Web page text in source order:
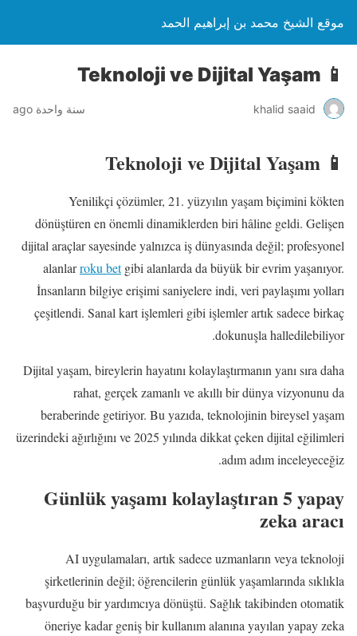
موقع الشيخ محمد بن إبراهيم الحمد
📱 Teknoloji ve Dijital Yaşam
khalid saaid سنة واحدة ago
📱 Teknoloji ve Dijital Yaşam
Yenilikçi çözümler, 21. yüzyılın yaşam biçimini kökten
dönüştüren en önemli dinamiklerden biri hâline geldi. Gelişen
dijital araçlar sayesinde yalnızca iş dünyasında değil; profesyonel
alanlarroku betgibi alanlarda da büyük bir evrim yaşanıyor.
İnsanların bilgiye erişimi saniyelere indi, veri paylaşımı yolları
çeşitlendi. Sanal kart işlemleri gibi işlemler artık sadece birkaç
dokunuşla halledilebiliyor.
Dijital yaşam, bireylerin hayatını kolaylaştırmanın yanı sıra daha
rahat, gerçek zamanlı ve akıllı bir dünya vizyonunu da
beraberinde getiriyor. Bu yazıda, teknolojinin bireysel yaşam
üzerindeki ağırlığını ve 2025 yılında dikkat çeken dijital eğilimleri
adım adım inceleyeceğiz.
Günlük yaşamı kolaylaştıran 5 yapay
zeka aracı
AI uygulamaları, artık sadece uzmanların veya teknoloji
şirketlerinin değil; öğrencilerin günlük yaşamlarında sıklıkla
başvurduğu bir yardımcıya dönüştü. Sağlık takibinden otomatik
öneriye kadar geniş bir kullanım alanına yayılan yapay zeka